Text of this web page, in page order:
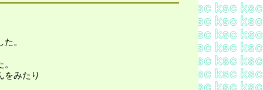
。
をみたり